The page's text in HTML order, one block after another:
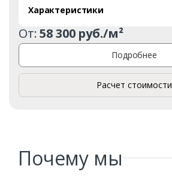
Характеристики
От:58 300 руб./м²
Подробнее
Расчет стоимости
Почему мы